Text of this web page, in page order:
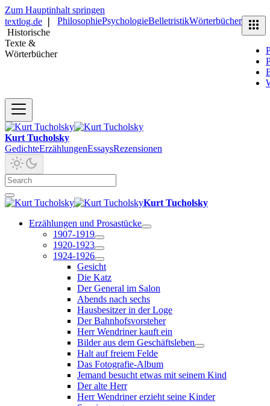
Zum Hauptinhalt springen
textlog.de
Historische
Texte &
Wörterbücher
PhilosophiePsychologieBelletristikWörterbücher
Kurt Tucholsky
GedichteErzählungenEssaysRezensionen
Kurt Tucholsky
Erzählungen und Prosastücke
1907-1919
1920-1923
1924-1926
Gesicht
Die Katz
Der General im Salon
Abends nach sechs
Hausbesitzer in der Loge
Der Bahnhofsvorsteher
Herr Wendriner kauft ein
Bilder aus dem Geschäftsleben
Halt auf freiem Felde
Das Fotografie-Album
Jemand besucht etwas mit seinem Kind
Der alte Herr
Herr Wendriner erzieht seine Kinder